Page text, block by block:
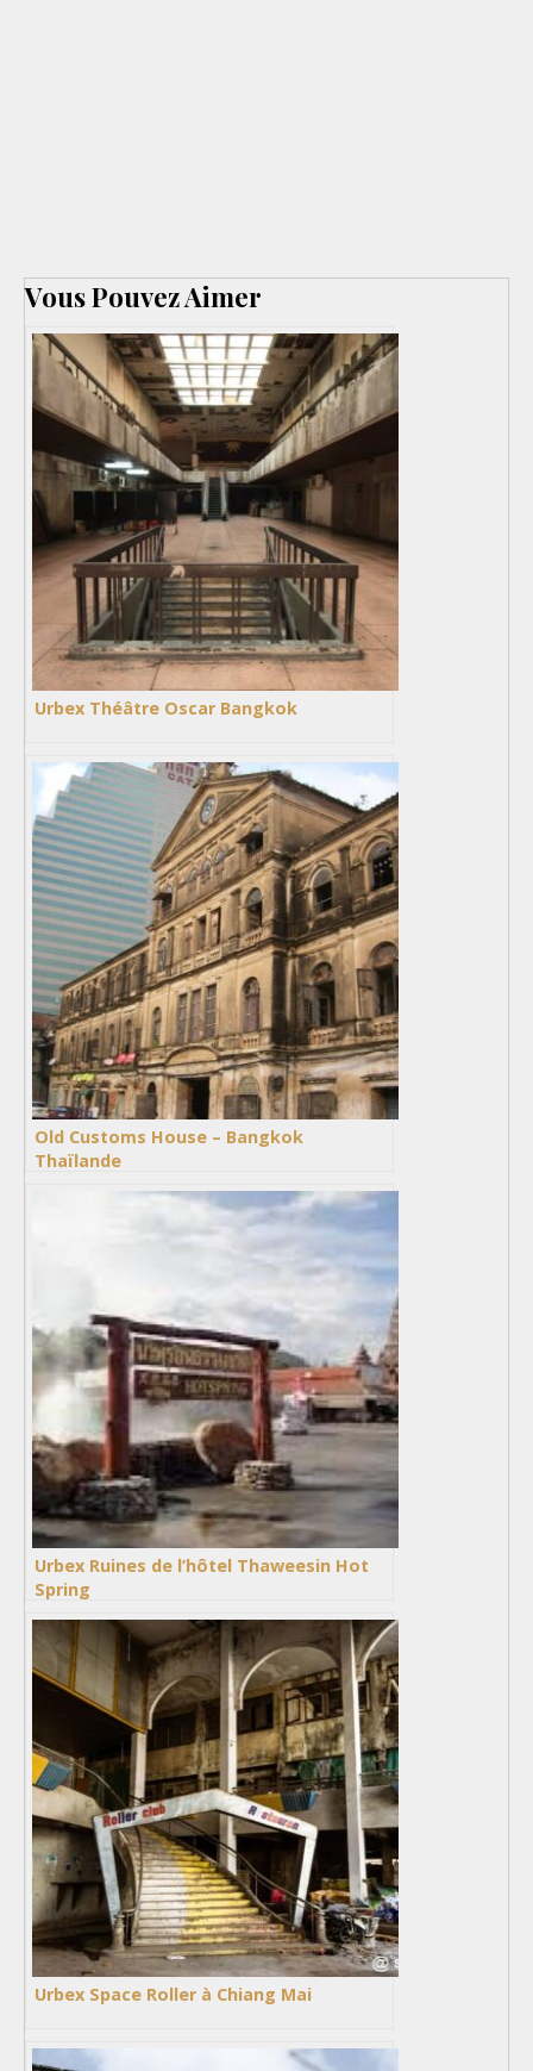
Vous Pouvez Aimer
Urbex Théâtre Oscar Bangkok
Old Customs House – Bangkok
Thaïlande
Urbex Ruines de l’hôtel Thaweesin Hot
Spring
Urbex Space Roller à Chiang Mai